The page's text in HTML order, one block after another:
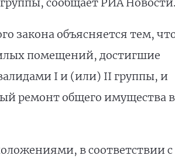
закона объясняется тем,
помещений, достигшие
I и (или) II группы, и
ремонт общего имущества в
в соответствии